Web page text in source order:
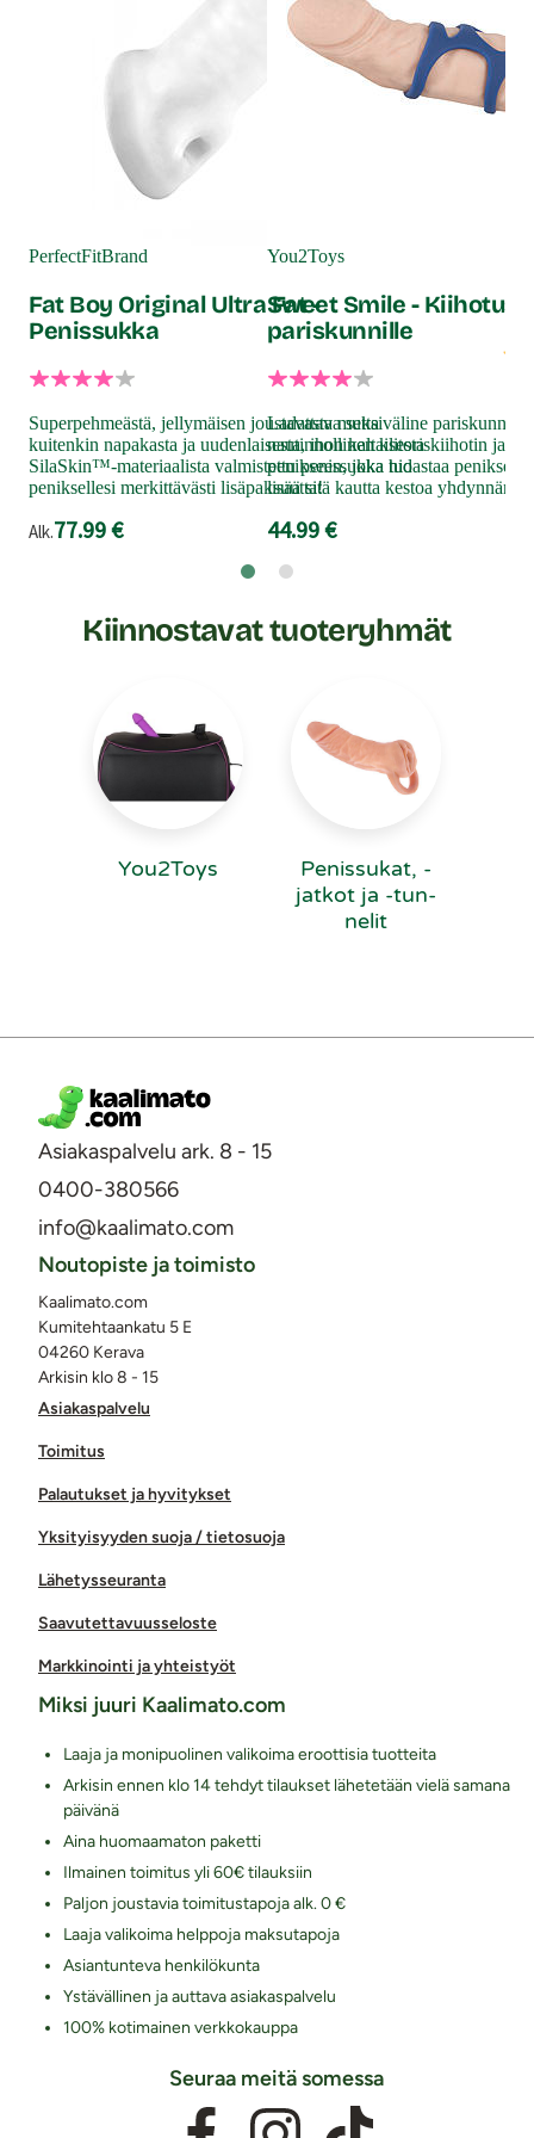
PerfectFitBrand
Fat Boy Original Ultra Fat -
Penissukka
Superpehmeästä, jellymäisen joustavasta mutta
kuitenkin napakasta ja uudenlaisesta, ihon kaltaisesta
SilaSkin™-materiaalista valmistettu penissukka tuo
peniksellesi merkittävästi lisäpaksuutta!
Alk.77.99 €
You2Toys
Sweet Smile -
pariskunnille
Ladattava seksiväline pariskunnille
nautinnollinen klitoriskiihotin ja
penikseen, joka hidastaa peniksen
lisää sitä kautta kestoa yhdynnän
44.99 €
Kiinnostavat tuoteryhmät
You2Toys
Penissukat, -
jatkot ja -tun­
ne­lit
Asiakaspalvelu ark. 8 - 15
0400-380566
info@kaalimato.com
Asiakaspalvelu
Toimitus
Palautukset ja hyvitykset
Yksityisyyden suoja / tietosuoja
Lähetysseuranta
Saavutettavuusseloste
Markkinointi ja yhteistyöt
Noutopiste ja toimisto
Kaalimato.com
Kumitehtaankatu 5 E
04260 Kerava
Arkisin klo 8 - 15
Miksi juuri Kaalimato.com
Laaja ja monipuolinen valikoima eroottisia tuotteita
Arkisin ennen klo 14 tehdyt tilaukset lähetetään vielä samana
päivänä
Aina huomaamaton paketti
Ilmainen toimitus yli 60€ tilauksiin
Paljon joustavia toimitustapoja alk. 0 €
Laaja valikoima helppoja maksutapoja
Asiantunteva henkilökunta
Ystävällinen ja auttava asiakaspalvelu
100% kotimainen verkkokauppa
Seuraa meitä somessa